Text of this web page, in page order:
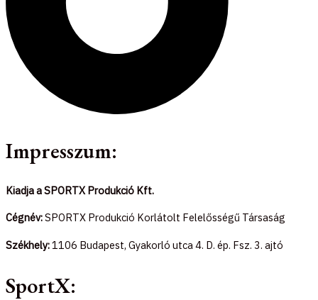
Impresszum:
Kiadja a SPORTX Produkció Kft.
Cégnév:SPORTX Produkció Korlátolt Felelősségű Társaság
Székhely:1106 Budapest, Gyakorló utca 4. D. ép. Fsz. 3. ajtó
SportX: